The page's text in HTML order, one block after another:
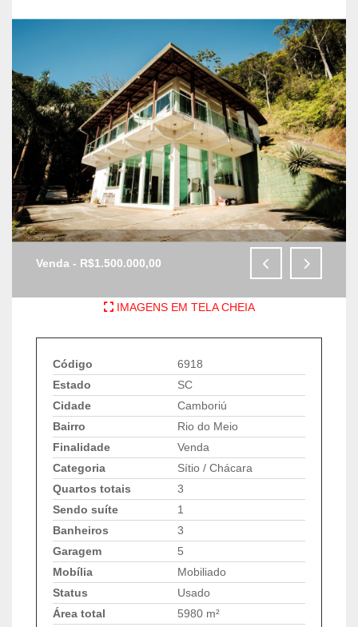
Venda - R$1.500.000,00
IMAGENS EM TELA CHEIA
Código
6918
Estado
SC
Cidade
Camboriú
Bairro
Rio do Meio
Finalidade
Venda
Categoria
Sítio / Chácara
Quartos totais
3
Sendo suíte
1
Banheiros
3
Garagem
5
Mobília
Mobiliado
Status
Usado
Área total
5980 m²